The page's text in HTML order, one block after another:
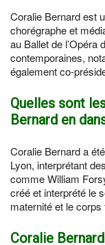
Coralie Bernard est
chorégraphe et
au Ballet de l’Opéra
contemporaines,
également co-
Quelles sont
Bernard en
Coralie Bernard a
Lyon, interprétant
comme William
créé et interprété le
maternité et le corps
Coralie